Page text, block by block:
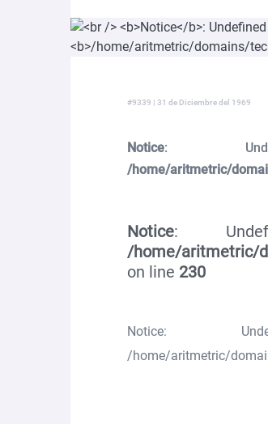
#9339 | 31 de Diciembre del 1969
Notice:
/home/aritmetric/
Notice:
/home/aritmetric/
on line 230
Notice:
/home/aritmetric/